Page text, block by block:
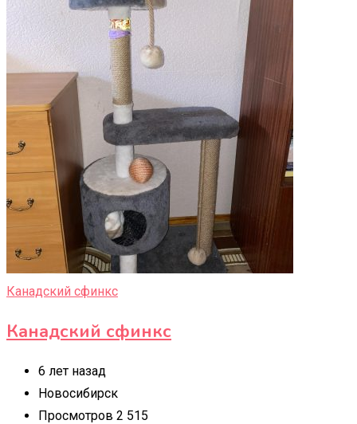
Канадский сфинкс
Канадский сфинкс
6 лет назад
Новосибирск
Просмотров 2 515